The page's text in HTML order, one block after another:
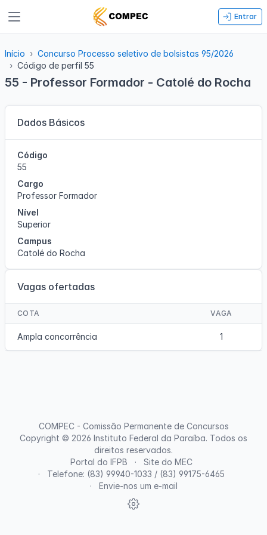
Entrar
Início
Concurso Processo seletivo de bolsistas 95/2026
Código de perfil 55
55 - Professor Formador - Catolé do Rocha
Dados Básicos
Código
55
Cargo
Professor Formador
Nível
Superior
Campus
Catolé do Rocha
Vagas ofertadas
COTA VAGA
Ampla concorrência 1
Portal do IFPB
Site do MEC
Telefone: (83) 99940-1033 / (83) 99175-6465
Envie-nos um e-mail
COMPEC - Comissão Permanente de Concursos
Copyright © 2026 Instituto Federal da Paraíba. Todos os
direitos reservados.